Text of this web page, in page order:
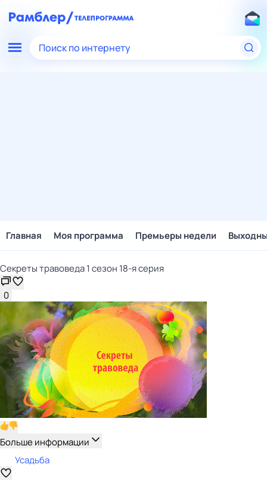
Поиск по интернету
Главная Моя программа Премьеры недели
Секреты травоведа 1 сезон 18-я серия
0
Больше информации
Усадьба